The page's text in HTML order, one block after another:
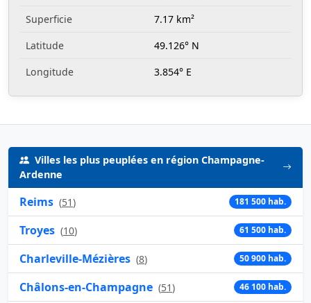
Superficie
7.17 km²
Latitude
49.126° N
Longitude
3.854° E
Villes les plus peuplées en région Champagne-
Ardenne
Reims (51) 181 500 hab.
Troyes (10) 61 500 hab.
Charleville-Mézières (8) 50 900 hab.
Châlons-en-Champagne (51) 46 100 hab.